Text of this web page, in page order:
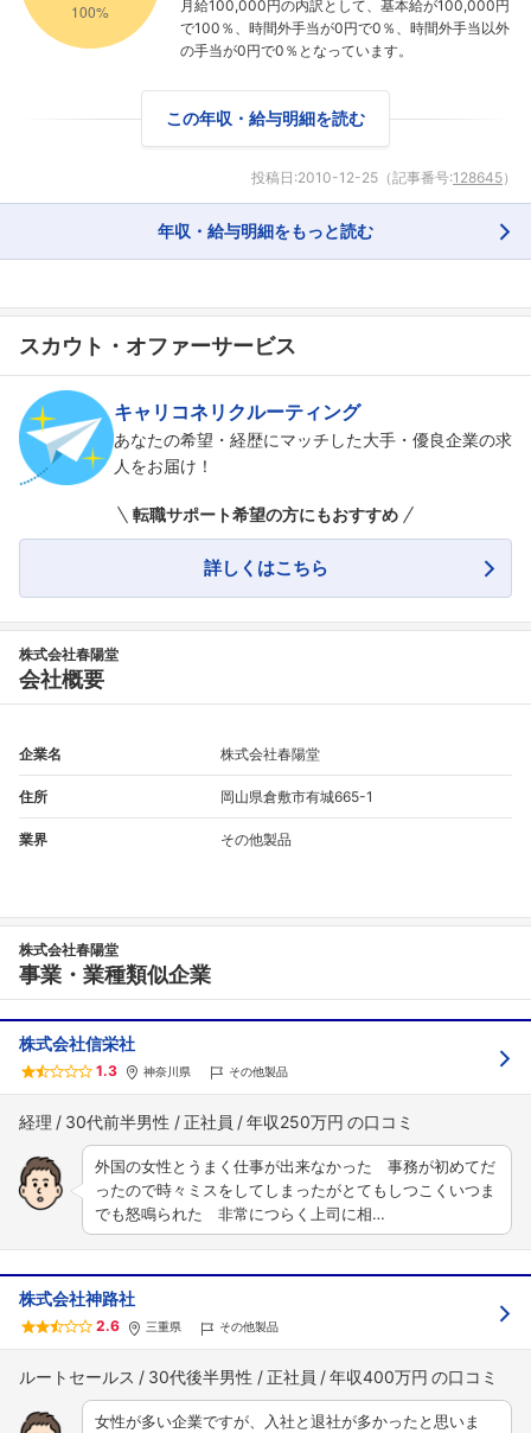
フォローしました
こちらの企業もフォローしませんか？
月給100,000円の内訳として、基本給が100,000円
で100％、時間外手当が0円で0％、時間外手当以外
の手当が0円で0％となっています。
この年収・給与明細を読む
投稿日:2010-12-25 （記事番号:128645）
年収・給与明細をもっと読む
スカウト・オファーサービス
キャリコネリクルーティング
あなたの希望・経歴にマッチした大手・優良企業の求
人をお届け！
転職サポート希望の方にもおすすめ
詳しくはこちら
株式会社春陽堂
会社概要
企業名 株式会社春陽堂
住所 岡山県倉敷市有城665-1
業界 その他製品
株式会社春陽堂
事業・業種類似企業
株式会社信栄社
1.3 神奈川県 その他製品
経理 30代前半男性 正社員 年収250万円
外国の女性とうまく仕事が出来なかった 事務が初めてだ
ったので時々ミスをしてしまったがとてもしつこくいつま
でも怒鳴られた 非常につらく上司に相…
株式会社神路社
2.6 三重県 その他製品
ルートセールス 30代後半男性 正社員 年収400万円
女性が多い企業ですが、入社と退社が多かったと思いま